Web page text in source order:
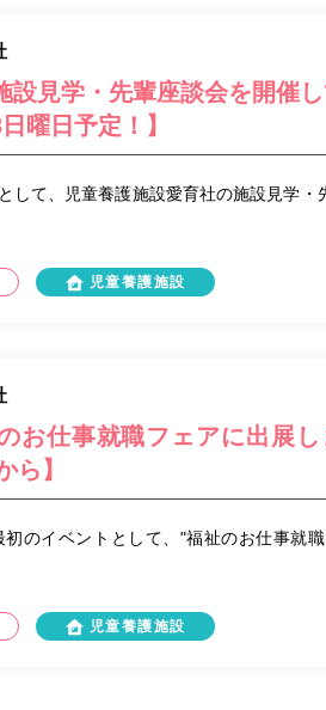
設見学・先輩座談会を開催
曜日予定！】
して、児童養護施設愛育社の施設見学・
児童養護施設
お仕事就職フェアに出展し
ら】
のイベントとして、"福祉のお仕事就
児童養護施設